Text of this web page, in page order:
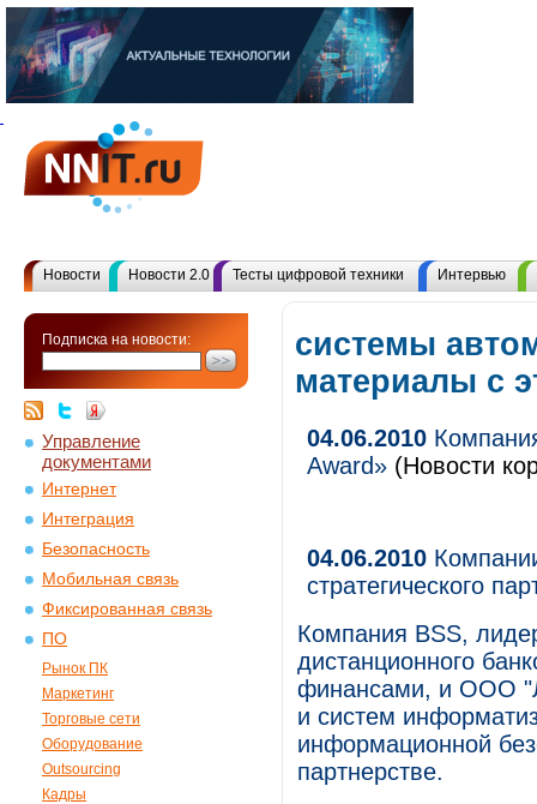
Новости Новости 2.0 Тесты цифровой техники Интервью
Подписка на новости:
Управление
документами
Интернет
Интеграция
Безопасность
Мобильная связь
Фиксированная связь
ПО
Рынок ПК
Маркетинг
Торговые сети
Оборудование
Outsourcing
Кадры
системы
материалы с
04.06.2010
Award» (Новости
04.06.2010
стратегического
Компания BSS,
дистанционного
финансами, и ООО
и систем
информационной
партнерстве.